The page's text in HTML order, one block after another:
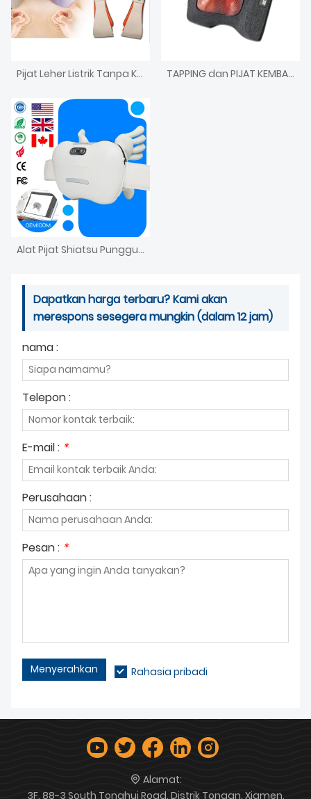
Pijat Leher Listrik Tanpa Kabel Pemanas TAPPING dan PIJAT KEMBALI SHIATSU
Alat Pijat Shiatsu Punggung dan Leher, Pijat Jaringan Dalam Punggung, Pijat Leher dan Bahu Elektrik dengan Pemanas
Dapatkan harga terbaru? Kami akan
merespons sesegera mungkin (dalam 12 jam)
nama :
Telepon :
E-mail : *
Perusahaan :
Pesan : *
Menyerahkan Rahasia pribadi
Alamat:
3F, 88-3 South Tonghui Road, Distrik Tongan, Xiamen,